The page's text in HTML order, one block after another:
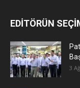
EDİTÖRÜN
3